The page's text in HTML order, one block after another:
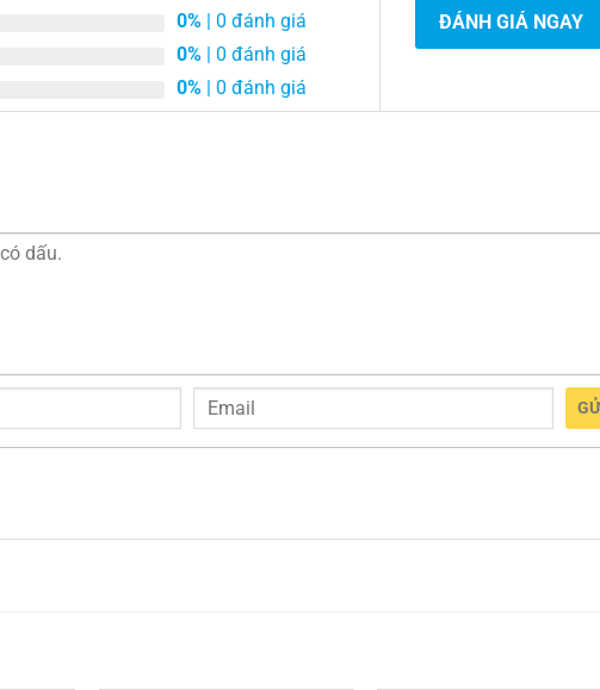
0% | 0 đánh giá
0% | 0 đánh giá
0% | 0 đánh giá
ĐÁNH GIÁ NGAY